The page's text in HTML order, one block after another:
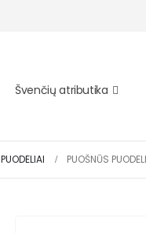
Švenčių atributika
PUODELIAI PUOŠNŪS